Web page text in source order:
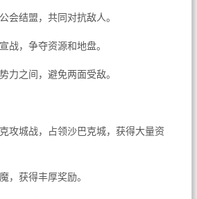
会结盟，共同对抗敌人。
战，争夺资源和地盘。
力之间，避免两面受敌。
攻城战，占领沙巴克城，获得大量资
，获得丰厚奖励。